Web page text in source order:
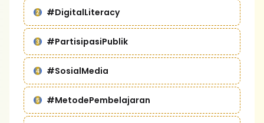
#DigitalLiteracy
#PartisipasiPublik
#SosialMedia
#MetodePembelajaran